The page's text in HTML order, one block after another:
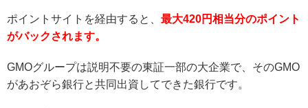
ポイントサイトを経由すると、 最大420円相当分のポイント
がバックされます。
GMOグループは説明不要の東証一部の大企業で、そのGMO
があおぞら銀行と共同出資してできた銀行です。